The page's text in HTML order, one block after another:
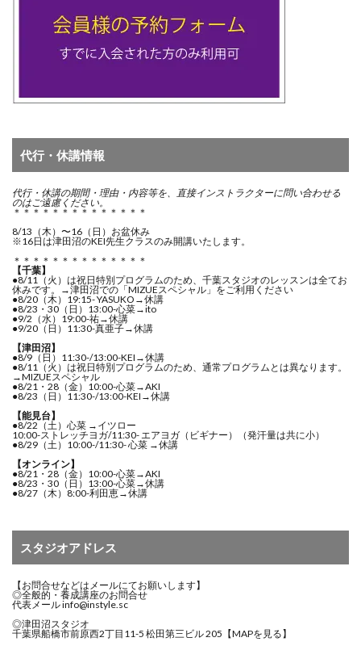
代行・休講情報
代行・休講の期間・ 理由・内容等を、直接インストラクターに問い合わせる
のはご遠慮ください。
＊＊＊＊＊＊＊＊＊＊＊＊＊＊
8/13（木）〜16（日）お盆休み
※16日は津田沼のKEI先生クラスのみ開講いたします。
＊＊＊＊＊＊＊＊＊＊＊＊＊＊
【千葉】
●8/11（火）は祝日特別プログラムのため、千葉スタジオのレッスンは全てお
休みです。→津田沼での「MIZUEスペシャル」をご利用ください
●8/20（木）19:15- YASUKO→休講
●8/23・30（日）13:00-心菜→ito
●9/2（水）19:00-祐→休講
●9/20（日）11:30-真亜子→休講
【津田沼】
●8/9（日）11:30-/13:00-KEI→休講
●8/11（火）は祝日特別プログラムのため、通常プログラムとは異なります。
→MIZUEスペシャル
●8/21・28（金）10:00-心菜→AKI
●8/23（日）11:30-/13:00-KEI→休講
【能見台】
●8/22（土）心菜 →イツロー
10:00-ストレッチヨガ/11:30- エアヨガ（ビギナー）（発汗量は共に小）
●8/29（土）10:00-/11:30- 心菜 →休講
【オンライン】
●8/21・28（金）10:00-心菜→AKI
●8/23・30（日）13:00-心菜→休講
●8/27（木）8:00-利田恵→休講
スタジオアドレス
【お問合せなどはメールにてお願いします】
◎全般的・養成講座のお問合せ
代表メールinfo@instyle.sc
◎津田沼スタジオ
千葉県船橋市前原西2丁目11-5 松田第三ビル 205 【MAPを見る】